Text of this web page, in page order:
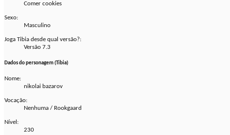
Comer cookies
Sexo:
Masculino
Joga Tibia desde qual versão?:
Versão 7.3
Dados do personagem (Tibia)
Nome:
nikolai bazarov
Vocação:
Nenhuma / Rookgaard
Nível:
230